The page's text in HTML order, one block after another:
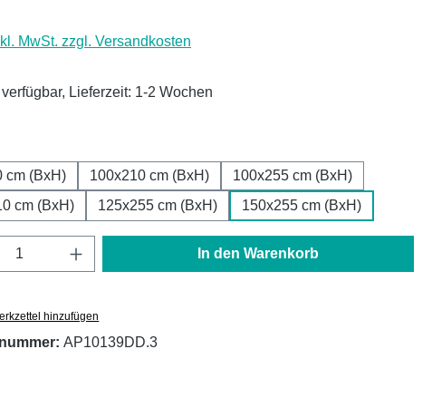
MwSt. zzgl. Versandkosten
Lieferzeit: 1-2 Wochen
cm (BxH) 100x210 cm (BxH)
100x255 cm (BxH)
cm (BxH)
125x255 cm (BxH) 150x255 cm (BxH)
Anzahl: Gib den gewünschten Wert ein
In den Warenkorb
hinzufügen
AP10139DD.3